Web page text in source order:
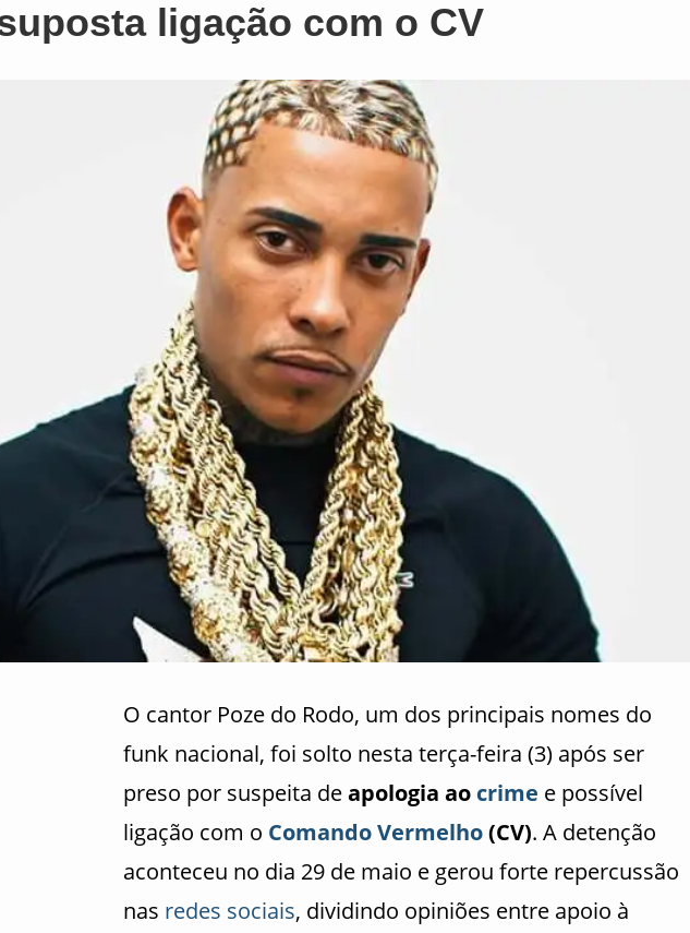
ligação com o CV
O cantor Poze do Rodo, um dos principais nomes do
funk nacional, foi solto nesta terça-feira (3) após ser
preso por suspeita deapologia ao crime e possível
ligação com o Comando Vermelho(CV). A detenção
aconteceu no dia 29 de maio e gerou forte repercussão
nas redes sociais, dividindo opiniões entre apoio à